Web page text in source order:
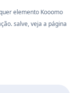
elemento Kooomo
salve, veja a página